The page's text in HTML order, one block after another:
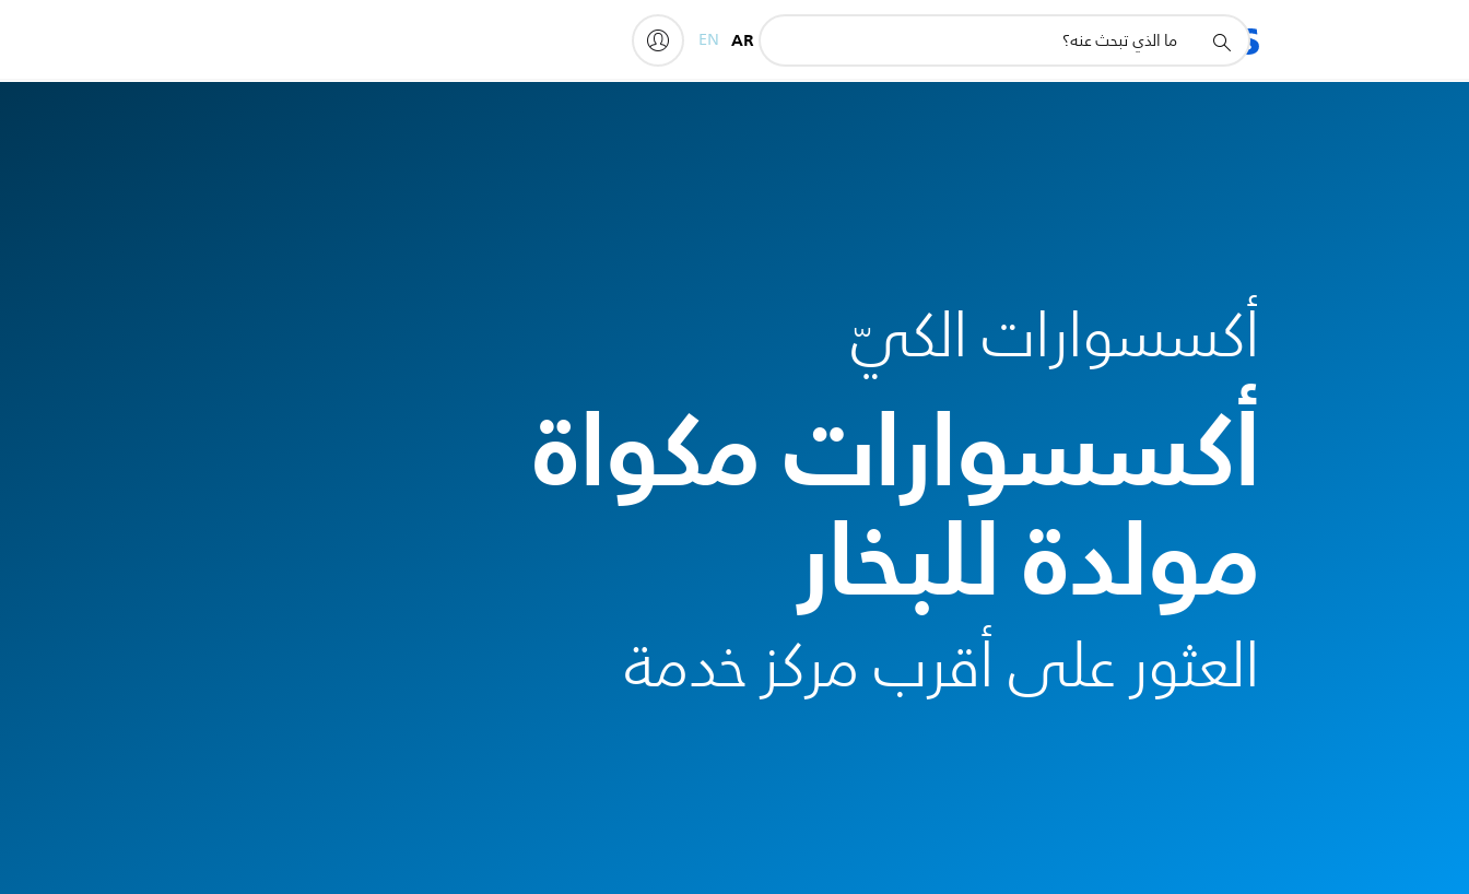
المنتجات
أيقونة
دعم
AR
EN
أكسسوارات الكيّ
أكسسوارات مكواة
مولدة للبخار
العثور على أقرب مركز خدمة